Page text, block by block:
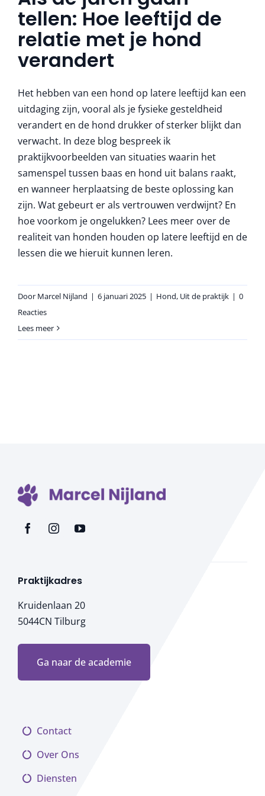
More
tellen: Hoe leeftijd de
relatie met je hond
verandert
Het hebben van een hond op latere leeftijd kan een
uitdaging zijn, vooral als je fysieke gesteldheid
verandert en de hond drukker of sterker blijkt dan
verwacht. In deze blog bespreek ik
praktijkvoorbeelden van situaties waarin het
samenspel tussen baas en hond uit balans raakt,
en wanneer herplaatsing de beste oplossing kan
zijn. Wat gebeurt er als vertrouwen verdwijnt? En
hoe voorkom je ongelukken? Lees meer over de
realiteit van honden houden op latere leeftijd en de
lessen die we hieruit kunnen leren.
Door Marcel Nijland | 6 januari 2025 | Hond, Uit de praktijk | 0
Reacties
Lees meer
Praktijkadres
Kruidenlaan 20
5044CN Tilburg
Ga naar de academie
Contact
Over Ons
Diensten